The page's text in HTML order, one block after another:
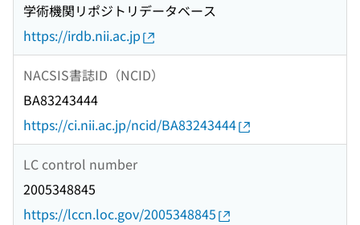
学術機関リポジトリデータベース
https://irdb.nii.ac.jp
NACSIS書誌ID（NCID）
BA83243444
https://ci.nii.ac.jp/ncid/BA83243444
LC control number
2005348845
https://lccn.loc.gov/2005348845